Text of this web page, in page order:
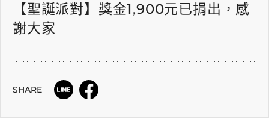
【聖誕派對】獎金1,900元已捐出，感
謝大家
SHARE